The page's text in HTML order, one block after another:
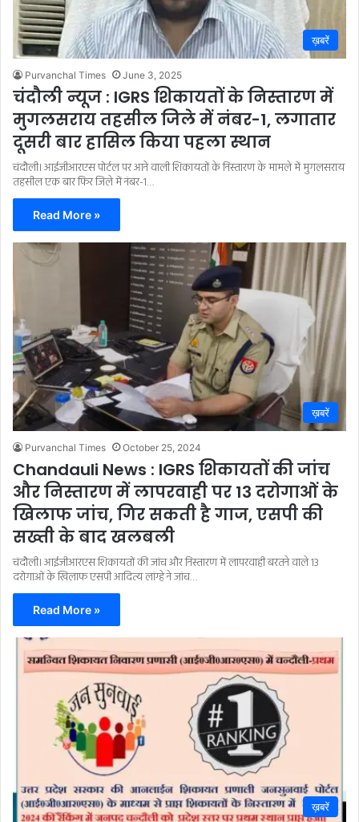
ख़बरें
Purvanchal Times June 3, 2025
चंदौली न्यूज : IGRS शिकायतों के निस्तारण में
मुगलसराय तहसील जिले में नंबर-1, लगातार
दूसरी बार हासिल किया पहला स्थान
चंदौली। आईजीआरएस पोर्टल पर आने वाली शिकायतों के निस्तारण के मामले में मुगलसराय
तहसील एक बार फिर जिले में नंबर-1…
Read More »
ख़बरें
Purvanchal Times October 25, 2024
Chandauli News : IGRS शिकायतों की जांच
और निस्तारण में लापरवाही पर 13 दरोगाओं के
खिलाफ जांच, गिर सकती है गाज, एसपी की
सख्ती के बाद खलबली
चंदौली। आईजीआरएस शिकायतों की जांच और निस्तारण में लापरवाही बरतने वाले 13
दरोगाओं के खिलाफ एसपी आदित्य लांग्हे ने जांच…
Read More »
ख़बरें